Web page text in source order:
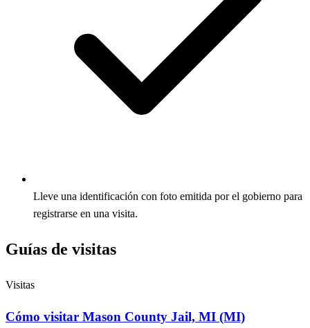
Lleve una identificación con foto emitida por el gobierno para
registrarse en una visita.
Guías de visitas
Visitas
Cómo visitar Mason County Jail, MI (MI)